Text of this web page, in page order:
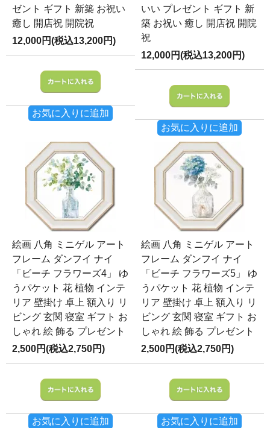
ゼント ギフト 新築 お祝い
癒し 開店祝 開院祝
12,000円(税込13,200円)
お気に入りに追加
いい プレゼント ギフト 新
築 お祝い 癒し 開店祝 開院
祝
12,000円(税込13,200円)
お気に入りに追加
絵画 八角 ミニゲル アート
フレーム ダンフイ ナイ
「ビーチ フラワーズ4」 ゆ
うパケット 花 植物 インテ
リア 壁掛け 卓上 額入り リ
ビング 玄関 寝室 ギフト お
しゃれ 絵 飾る プレゼント
2,500円(税込2,750円)
お気に入りに追加
絵画 八角 ミニゲル アート
フレーム ダンフイ ナイ
「ビーチ フラワーズ5」 ゆ
うパケット 花 植物 インテ
リア 壁掛け 卓上 額入り リ
ビング 玄関 寝室 ギフト お
しゃれ 絵 飾る プレゼント
2,500円(税込2,750円)
お気に入りに追加